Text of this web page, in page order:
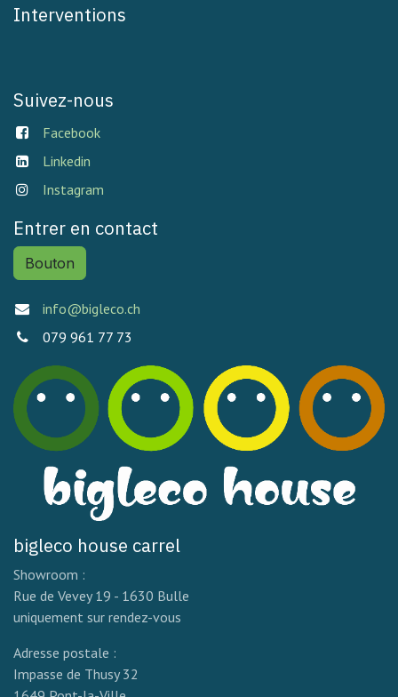
Interventions
Suivez-nous
Facebook
Linkedin
Instagram
Entrer en contact
Bouton
info@bigleco.ch
079 961 77 73
bigleco house carrel
Showroom :
Rue de Vevey 19 - 1630 Bulle
uniquement sur rendez-vous
Adresse postale :
Impasse de Thusy 32